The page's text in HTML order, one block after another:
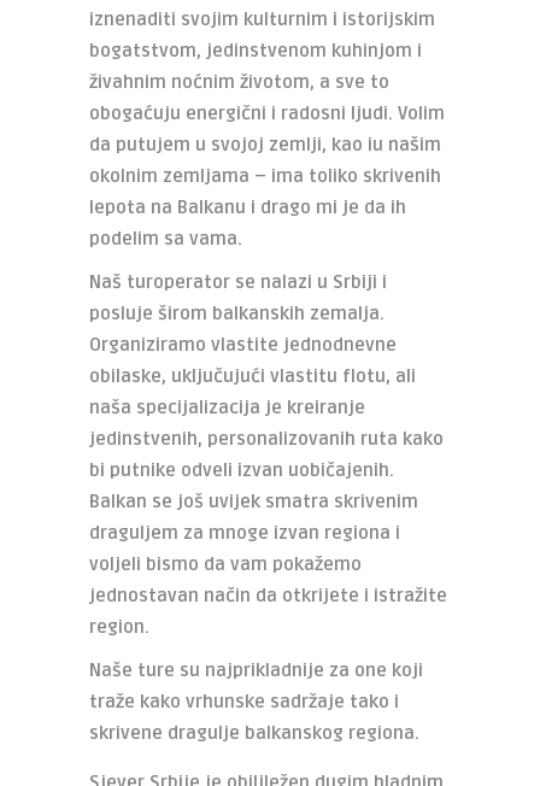
iznenaditi svojim kulturnim i istorijskim
bogatstvom, jedinstvenom kuhinjom i
živahnim noćnim životom, a sve to
obogaćuju energični i radosni ljudi. Volim
da putujem u svojoj zemlji, kao iu našim
okolnim zemljama – ima toliko skrivenih
lepota na Balkanu i drago mi je da ih
podelim sa vama.
Naš turoperator se nalazi u Srbiji i
posluje širom balkanskih zemalja.
Organiziramo vlastite jednodnevne
obilaske, uključujući vlastitu flotu, ali
naša specijalizacija je kreiranje
jedinstvenih, personalizovanih ruta kako
bi putnike odveli izvan uobičajenih.
Balkan se još uvijek smatra skrivenim
draguljem za mnoge izvan regiona i
voljeli bismo da vam pokažemo
jednostavan način da otkrijete i istražite
region.
Naše ture su najprikladnije za one koji
traže kako vrhunske sadržaje tako i
skrivene dragulje balkanskog regiona.